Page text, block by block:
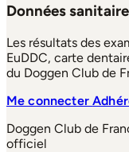
Données
Les résultats des
EuDDC, carte
du Doggen Club de
Me connecter
Doggen Club de
officiel